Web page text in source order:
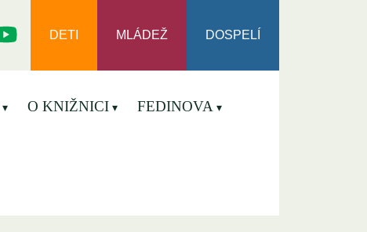
DETI MLÁDEŽ DOSPELÍ
O KNIŽNICI FEDINOVA